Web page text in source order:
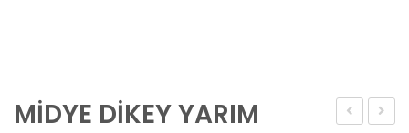
MİDYE DİKEY YARIM